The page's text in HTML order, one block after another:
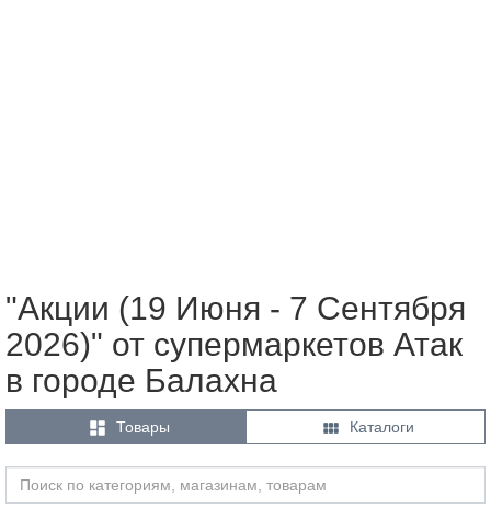
"Акции (19 Июня - 7 Сентября
2026)" от супермаркетов Атак
в городе Балахна
 Товары  Каталоги